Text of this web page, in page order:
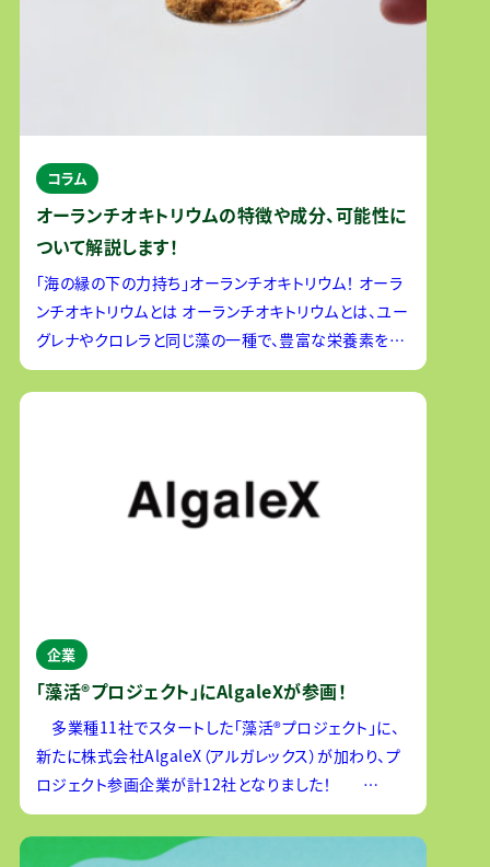
コラム
オーランチオキトリウムの特徴や成分、可能性に
ついて解説します！
「海の縁の下の力持ち」オーランチオキトリウム！ オーラ
ンチオキトリウムとは オーランチオキトリウムとは、ユー
グレナやクロレラと同じ藻の一種で、豊富な栄養素を含
む自然食材として今注目が集まっています。オーランチ
オキ
企業
「藻活®プロジェクト」にAlgaleXが参画！
多業種11社でスタートした「藻活®プロジェクト」に、
新たに株式会社AlgaleX（アルガレックス）が加わり、プ
ロジェクト参画企業が計12社となりました！
AlgaleXは、独自のAI技術を用いて、DHAとうま味が豊
富な藻類「うま藻」の生